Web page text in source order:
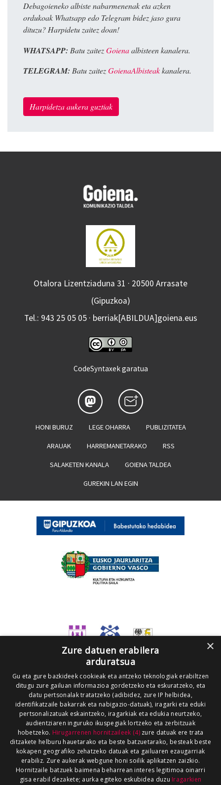
Debagoieneko albiste nabarmenenak eta azken
ordukoak Whatsapp edo Telegram bidez jaso gura
dituzu? Harpidetu zaitez doan!
WHATSAPP: Batu zaitezGoienaalbisteen kanalera.
TELEGRAM: Batu zaitezGoienaAlbisteakkanalera.
Harpidetza aukera guztiak
Otalora Lizentziaduna 31 · 20500 Arrasate
(Gipuzkoa)
Tel.: 943 25 05 05 · berriak[ABILDUA]goiena.eus
CodeSyntaxek garatua
HONI BURUZ LEGE OHARRA PUBLIZITATEA
ARAUAK HARREMANETARAKO RSS
SALAKETEN KANALA GOIENA TALDEA
GUREKIN LAN EGIN
×
Zure datuen erabilera
arduratsua
Gu eta gure bazkideek cookieak eta antzeko teknologiak erabiltzen
ditugu zure gailuan informazioa gordetzeko eta eskuratzeko, eta
datu pertsonalak tratatzeko (adibidez, zure IP helbidea,
identifikatzaile bakarrak eta nabigazio-datuak), iragarki eta eduki
pertsonalizatuak eskaintzeko, iragarkiak eta edukia neurtzeko,
audientziaren inguruko ikuspegiak lortzeko eta zerbitzuak
hobetzeko. Hirugarrenen hornitzaileek (4)zure datuak ere trata
ditzakete helburu hauetarako eta beste batzuetarako, besteak beste
kokapen geografiko zehatzeko datuak eta gailuaren ezaugarriak
erabiliz. Zure aukerak webgune honi soilik aplikatzen zaizkio.
Hornitzaile batzuek baimena beharrean interes legitimoa oinarri
gisa erabil dezakete; aurka egiteko eskubidea duzu Iragarkien